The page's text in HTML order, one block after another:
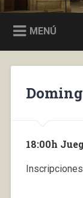
MENÚ
18:00h